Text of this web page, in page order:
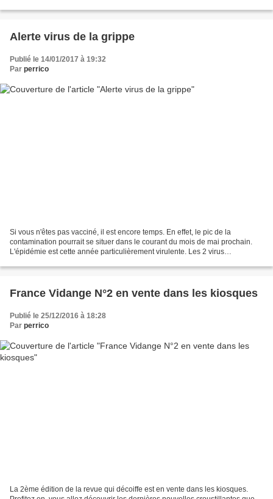
Alerte virus de la grippe
Publié le 14/01/2017 à 19:32
Par perrico
Si vous n'êtes pas vacciné, il est encore temps. En effet, le pic de la
contamination pourrait se situer dans le courant du mois de mai prochain.
L'épidémie est cette année particulièrement virulente. Les 2 virus
France Vidange N°2 en vente dans les kiosques
Publié le 25/12/2016 à 18:28
Par perrico
La 2ème édition de la revue qui décoiffe est en vente dans les kiosques.